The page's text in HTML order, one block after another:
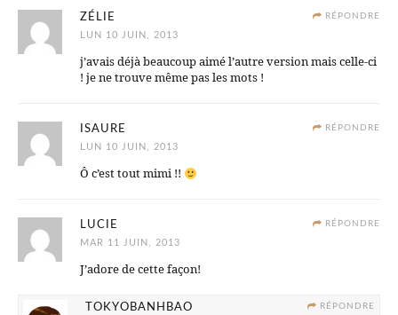
RÉPONDRE
ZÉLIE
LUN 10 JUIN, 2013
j’avais déjà beaucoup aimé l’autre version mais celle-ci
! je ne trouve même pas les mots !
RÉPONDRE
ISAURE
LUN 10 JUIN, 2013
Ô c’est tout mimi !!
RÉPONDRE
LUCIE
MAR 11 JUIN, 2013
J’adore de cette façon!
RÉPONDRE
TOKYOBANHBAO